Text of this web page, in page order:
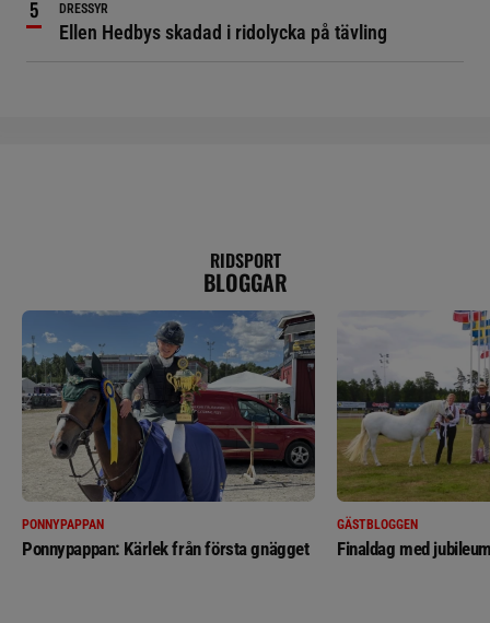
DRESSYR
Ellen Hedbys skadad i ridolycka på tävling
RIDSPORT
BLOGGAR
PONNYPAPPAN
Ponnypappan: Kärlek från första gnägget
GÄSTBLOGGEN
Finaldag med